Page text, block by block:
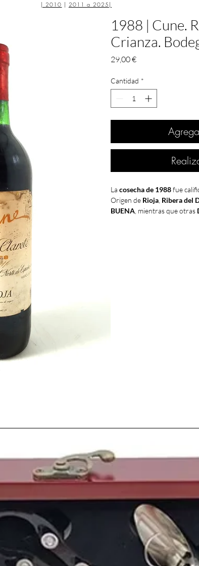
| 2010 | 2011 a 2025 |
1988 | Cune.
Crianza.
29,00 €Precio
Cantidad *
La cosecha de 1988fue
Origen de Rioja Ribera del
BUENA , mientras que otras
del Duero, pero si por algo
huelga general
que instauraba los que se
En total ocho millones de
de estudiantes no
expresar su descontento con
Nuestra reciente entrada
suponiendo cambios en